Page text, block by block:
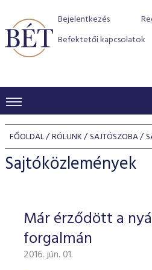
Bejelentkezés
Befektetői kapcsolatok
KERESKEDÉSI ADATOK
INDEXEK
Jelzáloglevél indexek
Vállalati kötvény indexek
Azonnali Piac
Részvények
Származékos piac
BEFEKTETŐK
Részvény szekció
Hitelpapír szekció
BÉT szabályzatok
Befektetővédelem
Alkalmazott díjstruktúra
Elszámolás
Részvény és vállalati
program
BÉT Xtend - Részvénypiac
TŐZSDETAGOK
Tőzsdetagok, üzletkötők
VENDOROK
FŐOLDAL RÓLUNK SAJTÓSZOBA
Sajtóközlemények
Már érződött a
forgalmán
2016. jún. 01.